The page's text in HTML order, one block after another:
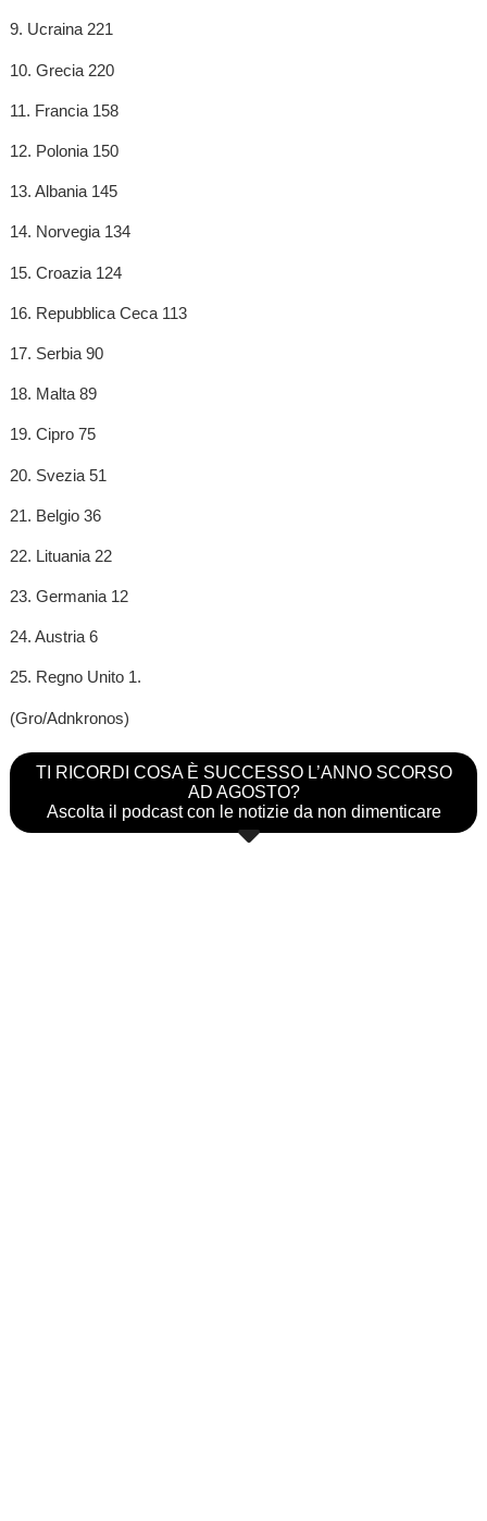
9. Ucraina 221
10. Grecia 220
11. Francia 158
12. Polonia 150
13. Albania 145
14. Norvegia 134
15. Croazia 124
16. Repubblica Ceca 113
17. Serbia 90
18. Malta 89
19. Cipro 75
20. Svezia 51
21. Belgio 36
22. Lituania 22
23. Germania 12
24. Austria 6
25. Regno Unito 1.
(Gro/Adnkronos)
TI RICORDI COSA È SUCCESSO L’ANNO SCORSO
AD AGOSTO?
Ascolta il podcast con le notizie da non dimenticare